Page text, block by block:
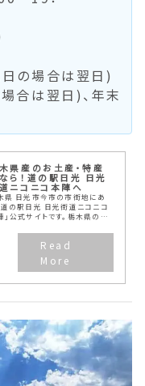
の場合は翌日)
合は翌日)、年末
県産のお土産・特産
ら！道の駅日光 日光
ニコニコ本陣へ
県 日光市今市の市街地にあ
道の駅日光 日光街道ニコニコ
」公式サイトです。栃木県の特
土産を取り扱う「ニコニコマル
」や日光市ゆかりの作曲家・船